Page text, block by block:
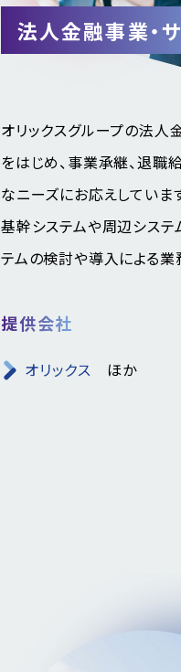
法人金融事業・
オリックスグループの法人
をはじめ、事業承継、退職
なニーズにお応えしていま
基幹システムや周辺システ
テムの検討や導入による業
提供会社
オリックス ほか